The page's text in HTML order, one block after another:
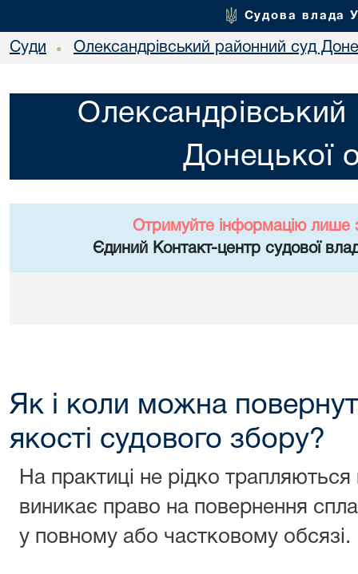
Судова влада
Суди • Олександрівський районний суд
Донецької
Отримуйте інформацію лише
Єдиний Контакт-центр судової
Як і коли можна
якості судового збору?
На практиці не рідко
виникає право на повернення
у повному або частковому обсязі.